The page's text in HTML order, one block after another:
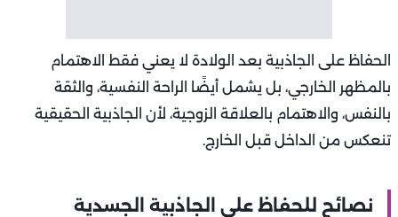
الحفاظ على الجاذبية بعد الولادة لا يعني فقط الاهتمام
بالمظهر الخارجي، بل يشمل أيضًا الراحة النفسية، والثقة
بالنفس، والاهتمام بالعلاقة الزوجية، لأن الجاذبية الحقيقية
تنعكس من الداخل قبل الخارج.
نصائح للحفاظ على الجاذبية الجسدية